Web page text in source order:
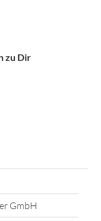
zu Dir
GmbH